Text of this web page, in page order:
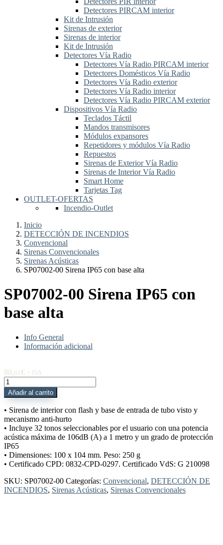
Detectores PIRCAM interior
Kit de Intrusión
Sirenas de exterior
Sirenas de interior
Kit de Intrusión
Detectores Vía Radio
Detectores Vía Radio PIRCAM interior
Detectores Domésticos Vía Radio
Detectores Vía Radio exterior
Detectores Vía Radio interior
Detectores Vía Radio PIRCAM exterior
Dispositivos Vía Radio
Teclados Táctil
Mandos transmisores
Módulos expansores
Repetidores y módulos Vía Radio
Repuestos
Sirenas de Exterior Vía Radio
Sirenas de Interior Vía Radio
Smart Home
Tarjetas Tag
OUTLET-OFERTAS
Incendio-Outlet
Inicio
DETECCIÓN DE INCENDIOS
Convencional
Sirenas Convencionales
Sirenas Acústicas
SP07002-00 Sirena IP65 con base alta
SP07002-00 Sirena IP65 con
base alta
Info General
Información adicional
88,61 € + IVA
SP07002-
00
Sirena
IP65
con
base
alta
cantidad
Añadir al carrito
• Sirena de interior con flash y base de entrada de tubo visto y
mecanismo anti-hurto
• Incluye 32 tonos seleccionables por el usuario con una potencia
acústica máxima de 106dB (A) a 1 metro y un grado de protección
IP65
• Dimensiones: 100 x 104 mm. Peso: 250 g
• Certificado CPD: 0832-CPD-0297. Certificado VdS: G 210098
SKU: SP07002-00 Categorías: Convencional, DETECCIÓN DE
INCENDIOS, Sirenas Acústicas, Sirenas Convencionales